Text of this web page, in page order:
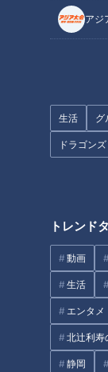
アジ
生活 グ
ドラゴンズ
トレンド
動画
生活
エンタメ
北辻利寿
静岡
ここまで進化 建
建設業界 将来の担
仕事も子どもも諦
凍結”という新し